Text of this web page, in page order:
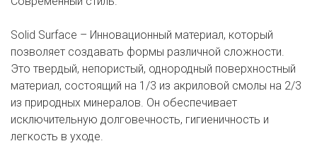
Solid Surface – Инновационный материал, который
позволяет создавать формы различной сложности.
Это твердый, непористый, однородный поверхностный
материал, состоящий на 1/3 из акриловой смолы на 2/3
из природных минералов. Он обеспечивает
исключительную долговечность, гигиеничность и
легкость в уходе.